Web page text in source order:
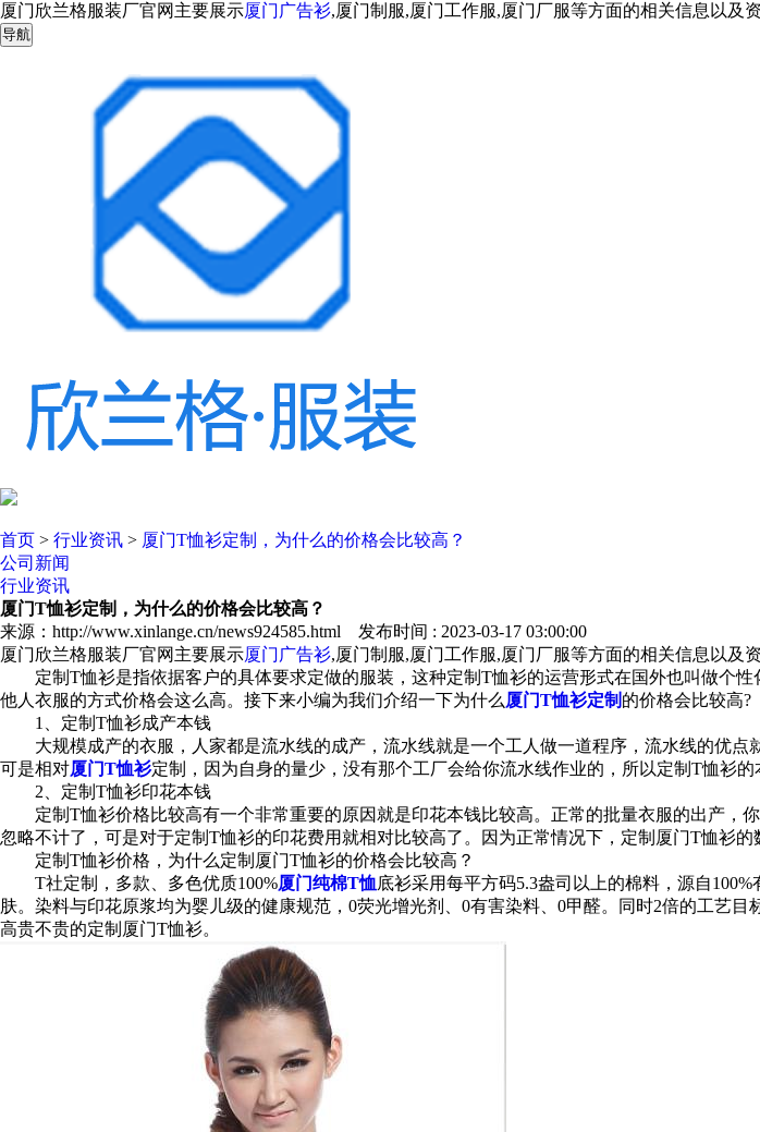
厦门欣兰格服装厂官网主要展示厦门广告衫,厦门制服,厦门工作服,厦门厂服等方面的相关信息以及
导航
首页 > 行业资讯 > 厦门T恤衫定制，为什么的价格会比较高？
公司新闻
行业资讯
厦门T恤衫定制，为什么的价格会比较高？
来源：http://www.xinlange.cn/news924585.html 发布时间 : 2023-03-17 03:00:00
厦门欣兰格服装厂官网主要展示厦门广告衫,厦门制服,厦门工作服,厦门厂服等方面的相关信息以及
定制T恤衫是指依据客户的具体要求定做的服装，这种定制T恤衫的运营形式在国外也叫做个性
他人衣服的方式价格会这么高。接下来小编为我们介绍一下为什么 厦门T恤衫定制 的价格会比较高?
1、定制T恤衫成产本钱
大规模成产的衣服，人家都是流水线的成产，流水线就是一个工人做一道程序，流水线的优点
可是相对厦门T恤衫定制，因为自身的量少，没有那个工厂会给你流水线作业的，所以定制T恤衫的
2、定制T恤衫印花本钱
定制T恤衫价格比较高有一个非常重要的原因就是印花本钱比较高。正常的批量衣服的出产，
忽略不计了，可是对于定制T恤衫的印花费用就相对比较高了。因为正常情况下，定制厦门T恤衫
定制T恤衫价格，为什么定制厦门T恤衫的价格会比较高？
T社定制，多款、多色优质100%厦门纯棉T恤底衫采用每平方码5.3盎司以上的棉料，源自
肤。染料与印花原浆均为婴儿级的健康规范，0荧光增光剂、0有害染料、0甲醛。同时2倍的工艺
高贵不贵的定制厦门T恤衫。